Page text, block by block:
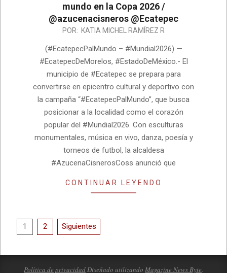
mundo en la Copa 2026 /
@azucenacisneros @Ecatepec
POR: KATIA MICHEL RAMÍREZ R
(#EcatepecPalMundo – #Mundial2026) —
#EcatepecDeMorelos, #EstadoDeMéxico.- El
municipio de #Ecatepec se prepara para
convertirse en epicentro cultural y deportivo con
la campaña “#EcatepecPalMundo”, que busca
posicionar a la localidad como el corazón
popular del #Mundial2026. Con esculturas
monumentales, música en vivo, danza, poesía y
torneos de futbol, la alcaldesa
#AzucenaCisnerosCoss anunció que
CONTINUAR LEYENDO
Paginación
entradas
1 2 Siguientes
Política de privacidad Diseñado utilizando Magazine News Byte